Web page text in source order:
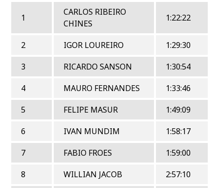
1
CARLOS RIBEIRO
CHINES
1:22:22
2 IGOR LOUREIRO
1:29:30
3
RICARDO SANSON
1:30:54
4
MAURO FERNANDES
1:33:46
5
FELIPE MASUR
1:49:09
6
IVAN MUNDIM
1:58:17
7
FABIO FROES
1:59:00
8
WILLIAN JACOB 2:57:10